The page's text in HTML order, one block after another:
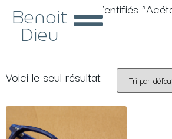
Benoit
Dieu
Accueil / Produits identifiés
Acétate
Voici le seul résultat